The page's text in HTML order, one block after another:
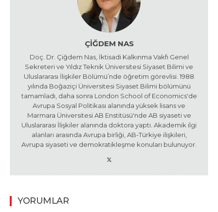
ÇIĞDEM NAS
Doç. Dr. Çiğdem Nas, İktisadi Kalkınma Vakfı Genel
Sekreteri ve Yıldız Teknik Üniversitesi Siyaset Bilimi ve
Uluslararası İlişkiler Bölümü’nde öğretim görevlisi. 1988
yılında Boğaziçi Üniversitesi Siyaset Bilimi bölümünü
tamamladı, daha sonra London School of Economics'de
Avrupa Sosyal Politikası alanında yüksek lisans ve
Marmara Üniversitesi AB Enstitüsü'nde AB siyaseti ve
Uluslararası İlişkiler alanında doktora yaptı. Akademik ilgi
alanları arasında Avrupa birliği, AB-Türkiye ilişkileri,
Avrupa siyaseti ve demokratikleşme konuları bulunuyor.
YORUMLAR